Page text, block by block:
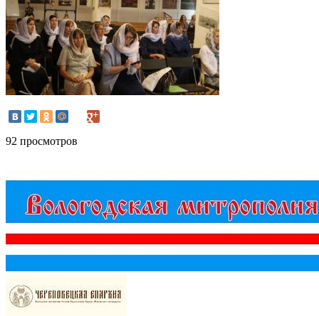
92 просмотров